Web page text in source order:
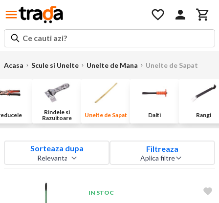
Ce cauti azi?
Acasa Scule si Unelte Unelte de Mana Unelte de Sapat
Rindele si
Razuitoare
Unelte de Sapat Dalti Rangi
Sorteaza dupa Filtreaza
Aplica filtre
IN STOC